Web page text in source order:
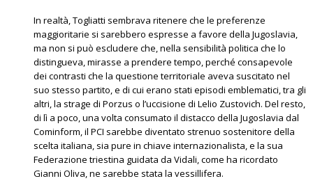
In realtà, Togliatti sembrava ritenere che le preferenze
maggioritarie si sarebbero espresse a favore della Jugoslavia,
ma non si può escludere che, nella sensibilità politica che lo
distingueva, mirasse a prendere tempo, perché consapevole
dei contrasti che la questione territoriale aveva suscitato nel
suo stesso partito, e di cui erano stati episodi emblematici, tra gli
altri, la strage di Porzus o l’uccisione di Lelio Zustovich. Del resto,
di lì a poco, una volta consumato il distacco della Jugoslavia dal
Cominform, il PCI sarebbe diventato strenuo sostenitore della
scelta italiana, sia pure in chiave internazionalista, e la sua
Federazione triestina guidata da Vidali, come ha ricordato
Gianni Oliva, ne sarebbe stata la vessillifera.